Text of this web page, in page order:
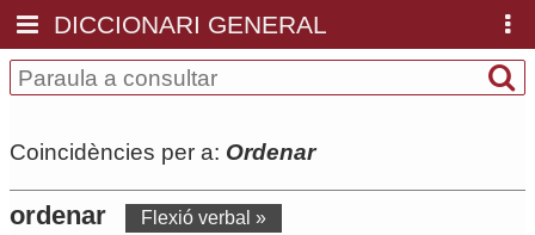
DICCIONARI GENERAL
Coincidències per a: Ordenar
ordenar
Flexió verbal »